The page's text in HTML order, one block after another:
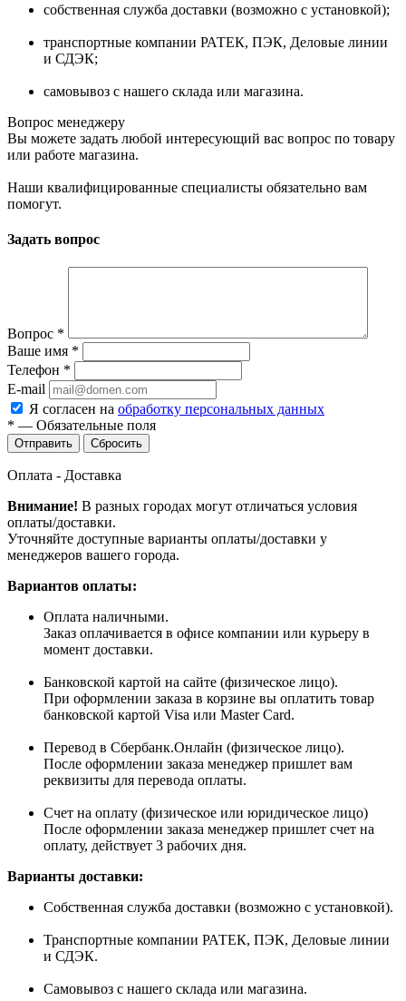
собственная служба доставки (возможно с установкой);
транспортные компании РАТЕК, ПЭК, Деловые линии
и СДЭК;
самовывоз с нашего склада или магазина.
Вопрос менеджеру
Вы можете задать любой интересующий вас вопрос по товару
или работе магазина.
Наши квалифицированные специалисты обязательно вам
помогут.
Задать вопрос
Вопрос *
Ваше имя *
Телефон *
E-mail
Я согласен на обработку персональных данных
* — Обязательные поля
Сбросить
Оплата - Доставка
Внимание! В разных городах могут отличаться условия
оплаты/доставки.
Уточняйте доступные варианты оплаты/доставки у
менеджеров вашего города.
Вариантов оплаты:
Оплата наличными.
Заказ оплачивается в офисе компании или курьеру в
момент доставки.
Банковской картой на сайте (физическое лицо).
При оформлении заказа в корзине вы оплатить товар
банковской картой Visa или Master Card.
Перевод в Сбербанк.Онлайн (физическое лицо).
После оформлении заказа менеджер пришлет вам
реквизиты для перевода оплаты.
Счет на оплату (физическое или юридическое лицо)
После оформлении заказа менеджер пришлет счет на
оплату, действует 3 рабочих дня.
Варианты доставки:
Собственная служба доставки (возможно с установкой).
Транспортные компании РАТЕК, ПЭК, Деловые линии
и СДЭК.
Самовывоз с нашего склада или магазина.